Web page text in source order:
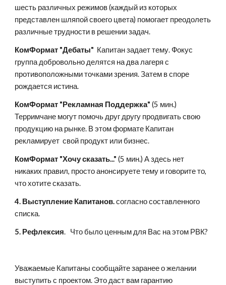
шесть различных режимов (каждый из которых
представлен шляпой своего цвета) помогает преодолеть
различные трудности в решении задач.
КомФормат "Дебаты" Капитан задает тему. Фокус
группа добровольно делятся на два лагеря с
противоположными точками зрения. Затем в споре
рождается истина.
КомФормат "Рекламная Поддержка" (5 мин.)
Терримчане могут помочь друг другу продвигать свою
продукцию на рынке. В этом формате Капитан
рекламирует  свой продукт или бизнес.
КомФормат "Хочу сказать..." (5 мин.) А здесь нет
никаких правил, просто анонсируете тему и говорите то,
что хотите сказать.
4. Выступление Капитанов. согласно составленного
списка.
5. Рефлексия
Уважаемые Капитаны сообщайте заранее о желании
выступить с проектом. Это даст вам гарантию